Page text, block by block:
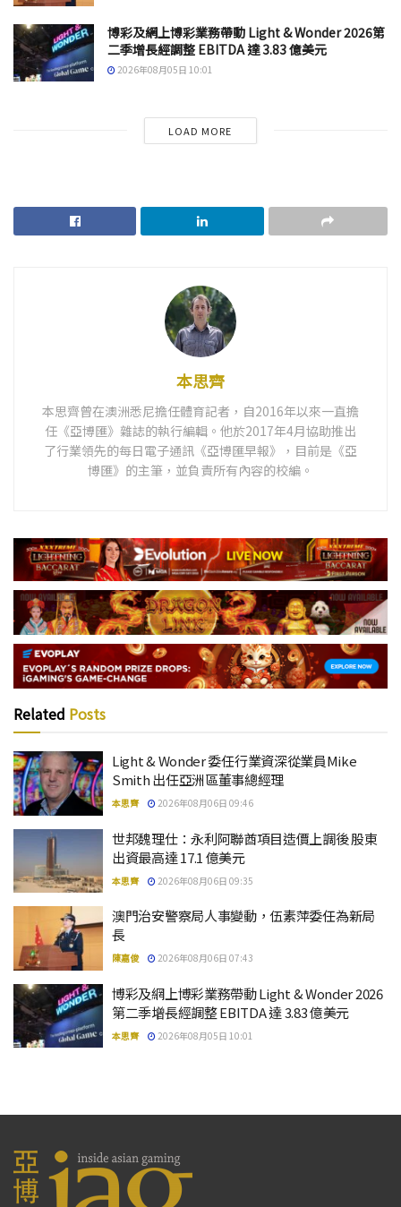
博彩及網上博彩業務帶動 Light & Wonder 2026第
二季增長經調整 EBITDA 達 3.83 億美元
2026年08月05日 10:01
LOAD MORE
本思齊
本思齊曾在澳洲悉尼擔任體育記者，自2016年以來一直擔
任《亞博匯》雜誌的執行編輯。他於2017年4月協助推出
了行業領先的每日電子通訊《亞博匯早報》，目前是《亞
博匯》的主筆，並負責所有內容的校編。
Related Posts
Light & Wonder 委任行業資深從業員Mike
Smith 出任亞洲區董事總經理
本思齊 2026年08月06日 09:46
世邦魏理仕：永利阿聯酋項目造價上調後 股東
出資最高達 17.1 億美元
本思齊 2026年08月06日 09:35
澳門治安警察局人事變動，伍素萍委任為新局
長
陳嘉俊 2026年08月06日 07:43
博彩及網上博彩業務帶動 Light & Wonder 2026
第二季增長經調整 EBITDA 達 3.83 億美元
本思齊 2026年08月05日 10:01